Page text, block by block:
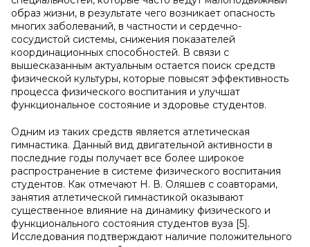
образ жизни, в результате чего возникает опасность
многих заболеваний, в частности и сердечно-
сосудистой системы, снижения показателей
координационных способностей. В связи с
вышесказанным актуальным остается поиск средств
физической культуры, которые повысят эффективность
процесса физического воспитания и улучшат
функциональное состояние и здоровье студентов.
Одним из таких средств является атлетическая
гимнастика. Данный вид двигательной активности в
последние годы получает все более широкое
распространение в системе физического воспитания
студентов. Как отмечают Н. В. Оляшев с соавторами,
занятия атлетической гимнастикой оказывают
существенное влияние на динамику физического и
функционального состояния студентов вуза [5].
Исследования подтверждают наличие положительного